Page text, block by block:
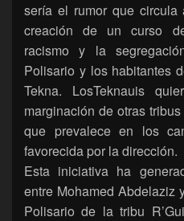
sería el rumor que
creación de un curso
racismo y la
Polisario y los habitantes
Tekna. LosTeknauis
marginación de otras
que prevalece en los
favorecida por la dirección.
Esta iniciativa ha
entre Mohamed Abdelaziz
Polisario de la tribu